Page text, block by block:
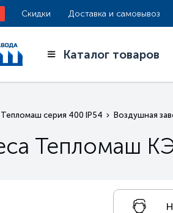
Скидки Доставка и самовывоз
Каталог товаров
Тепломаш серия 400 IP54 Воздушная
Тепломаш